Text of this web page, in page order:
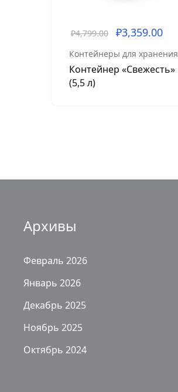
₽4,799.00 ₽3,359.00
Контейнеры для хранения
Контейнер «Свежесть»
(5,5 л)
Архивы
Февраль 2026
Январь 2026
Декабрь 2025
Ноябрь 2025
Октябрь 2024